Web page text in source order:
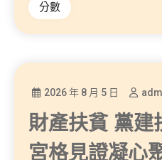
分數
2026 年 8 月 5 日
財產扶貧 黨建
宮格見證凝心